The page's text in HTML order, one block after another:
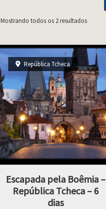
Mostrando todos os 2 resultados
República Tcheca
Escapada pela Boêmia –
República Tcheca – 6
dias